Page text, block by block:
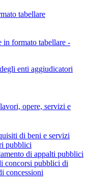
tabellare
in formato tabellare -
enti aggiudicatori
opere, servizi e
di beni e servizi
pubblici
di appalti pubblici
concorsi pubblici di
concessioni